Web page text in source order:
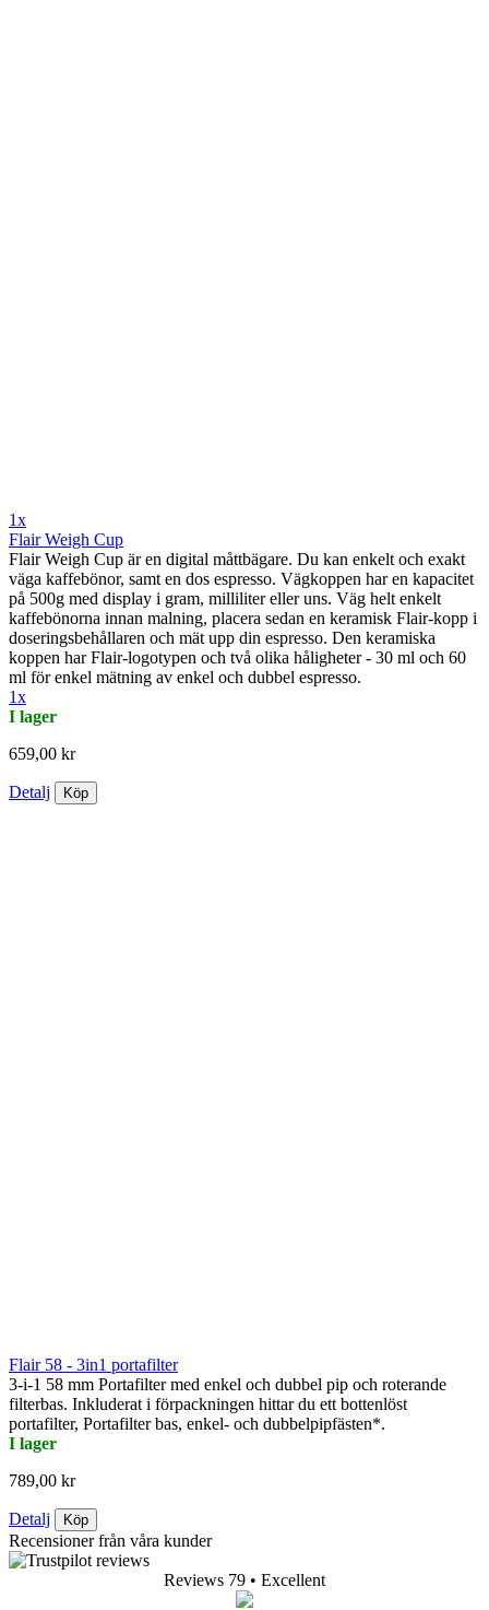
1x
Flair Weigh Cup
Flair Weigh Cup är en digital måttbägare. Du kan enkelt och exakt
väga kaffebönor, samt en dos espresso. Vägkoppen har en kapacitet
på 500g med display i gram, milliliter eller uns. Väg helt enkelt
kaffebönorna innan malning, placera sedan en keramisk Flair-kopp i
doseringsbehållaren och mät upp din espresso. Den keramiska
koppen har Flair-logotypen och två olika håligheter - 30 ml och 60
ml för enkel mätning av enkel och dubbel espresso.
1x
I lager
659,00 kr
Detalj Köp
Flair 58 - 3in1 portafilter
3-i-1 58 mm Portafilter med enkel och dubbel pip och roterande
filterbas. Inkluderat i förpackningen hittar du ett bottenlöst
portafilter, Portafilter bas, enkel- och dubbelpipfästen*.
I lager
789,00 kr
Detalj Köp
Recensioner från våra kunder
Reviews 79 • Excellent